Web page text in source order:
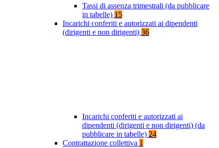
Tassi di assenza trimestrali (da pubblicare
in tabelle) 15
Incarichi conferiti e autorizzati ai dipendenti
(dirigenti e non dirigenti) 36
Incarichi conferiti e autorizzati ai
dipendenti (dirigenti e non dirigenti) (da
pubblicare in tabelle) 24
Contrattazione collettiva 1